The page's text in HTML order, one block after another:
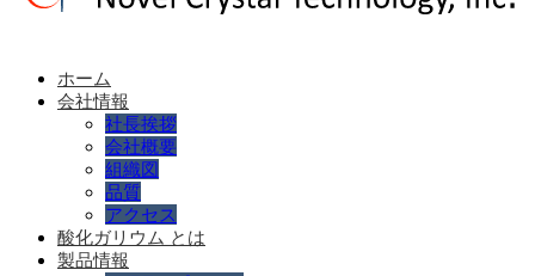
ホーム
会社情報
社長挨拶
会社概要
組織図
品質
アクセス
酸化ガリウム とは
製品情報